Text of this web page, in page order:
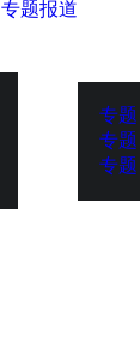
专题报道
专
专
专